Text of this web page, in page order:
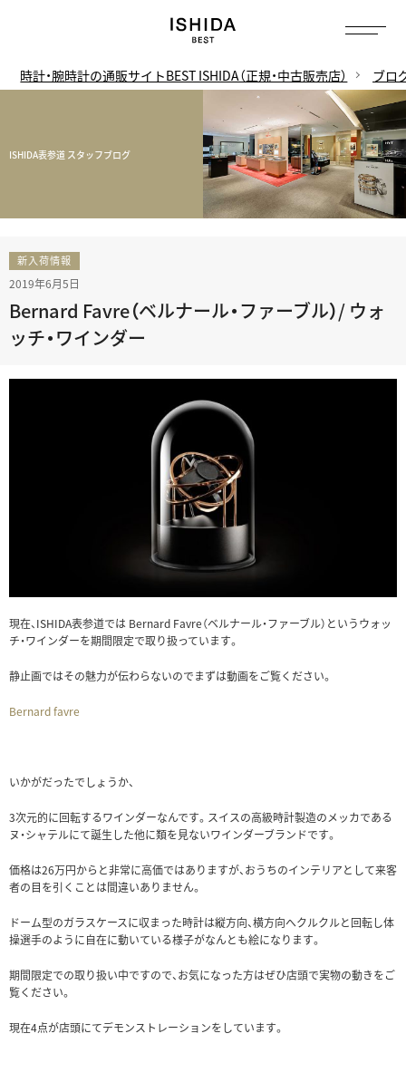
時計・腕時計の通販サイトBEST ISHIDA（正規・中古販売店） ブロ
ISHIDA表参道 スタッフブログ
新入荷情報
2019年6月5日
Bernard Favre（ベルナール・ファーブル）/ ウォ
ッチ・ワインダー
現在、ISHIDA表参道では Bernard Favre（ベルナール・ファーブル）というウォッ
チ・ワインダーを期間限定で取り扱っています。
静止画ではその魅力が伝わらないのでまずは動画をご覧ください。
Bernard favre
いかがだったでしょうか、
3次元的に回転するワインダーなんです。スイスの高級時計製造のメッカである
ヌ・シャテルにて誕生した他に類を見ないワインダーブランドです。
価格は26万円からと非常に高価ではありますが、おうちのインテリアとして来客
者の目を引くことは間違いありません。
ドーム型のガラスケースに収まった時計は縦方向、横方向へクルクルと回転し体
操選手のように自在に動いている様子がなんとも絵になります。
期間限定での取り扱い中ですので、お気になった方はぜひ店頭で実物の動きをご
覧ください。
現在4点が店頭にてデモンストレーションをしています。